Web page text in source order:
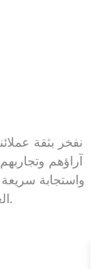
نفخر بثقة
آراؤهم
واستجابة
العملاء دائماً في مقدمة أولوياتنا.